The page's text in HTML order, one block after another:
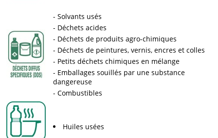
Solvants usés
Déchets acides
Déchets de produits agro-chimiques
Déchets de peintures, vernis, encres et colles
Petits déchets chimiques en mélange
Emballages souillés par une substance
dangereuse
Combustibles
Huiles usées